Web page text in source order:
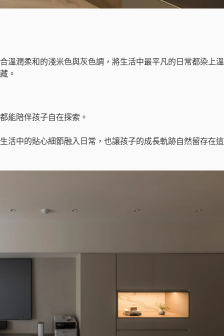
溫潤柔和的淺米色與灰色調，將生活中最平凡的日常都染上溫
。
能陪伴孩子自在探索。
活中的貼心細節融入日常，也讓孩子的成長軌跡自然留存在這